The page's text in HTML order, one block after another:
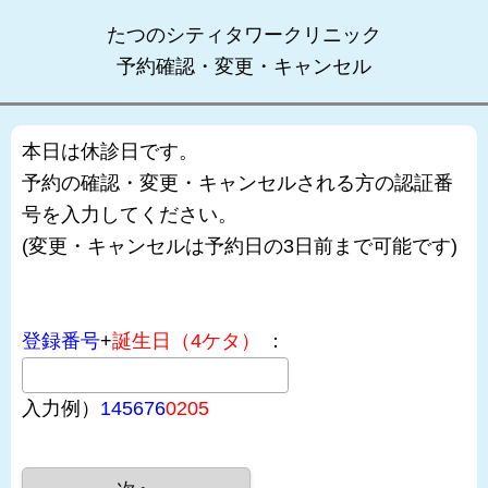
たつのシティタワークリニック
予約確認・変更・キャンセル
本日は休診日です。
予約の確認・変更・キャンセルされる方の認証番
号を入力してください。
(変更・キャンセルは予約日の3日前まで可能です)
登録番号+誕生日（4ケタ） ：
入力例） 1456760205